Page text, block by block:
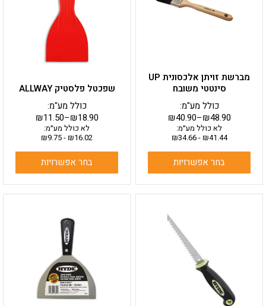
מברשת זויתן אלכסונית UP
סינטטי משובח
₪40.90–₪48.90
כולל מע"מ:
לא כולל מע״מ:
₪41.44
-
₪34.66
בחר אפשרויות
סוגים.
המוצר
שפכטל פלסטיק ALLWAY
₪11.50–₪18.90
כולל מע"מ:
לא כולל מע״מ:
₪16.02
-
₪9.75
בחר אפשרויות
סוגים.
ניתן
לבחור
האפשרויות
יש
מספר
סוגים.
ניתן
לבחור
את
האפשרויות